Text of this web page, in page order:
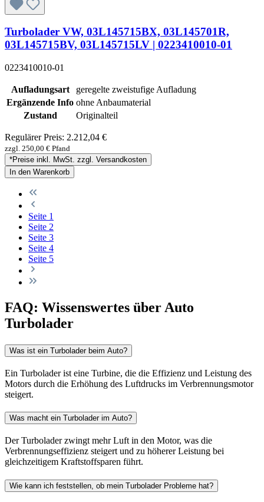
Turbolader VW, 03L145715BX, 03L145701R,
03L145715BV, 03L145715LV | 0223410010-01
0223410010-01
Aufladungsart
geregelte zweistufige Aufladung
Ergänzende Info ohne Anbaumaterial
Zustand
Originalteil
Regulärer Preis: 2.212,04 €
zzgl. 250,00 € Pfand
*Preise inkl. MwSt. zzgl. Versandkosten
In den Warenkorb
Seite 1
Seite 2
Seite 3
Seite 4
Seite 5
FAQ: Wissenswertes über Auto
Turbolader
Was ist ein Turbolader beim Auto?
Ein Turbolader ist eine Turbine, die die Effizienz und Leistung des
Motors durch die Erhöhung des Luftdrucks im Verbrennungsmotor
steigert.
Was macht ein Turbolader im Auto?
Der Turbolader zwingt mehr Luft in den Motor, was die
Verbrennungseffizienz steigert und zu höherer Leistung bei
gleichzeitigem Kraftstoffsparen führt.
Wie kann ich feststellen, ob mein Turbolader Probleme hat?